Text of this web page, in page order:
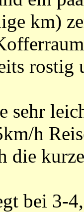
km)
sehr
h
die
bei 3-